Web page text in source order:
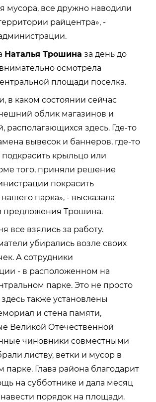
мусора, все дружно наводили
райцентра», -
Наталья Трошина за день до
осмотрела
площади поселка.
в каком состоянии сейчас
облик магазинов и
располагающихся здесь. Где-то
вывесок и баннеров, где-то
крыльцо или
того, приняли решение
покрасить
парка», - высказала
предложения Трошина.
все взялись за работу.
убирались возле своих
А сотрудники
- в расположенном на
парке. Это не просто
также установлены
и стена памяти,
Великой Отечественной
чиновники совместными
листву, ветки и мусор в
парке. Глава района благодарит
на субботнике и дала месяц
порядок на площади.